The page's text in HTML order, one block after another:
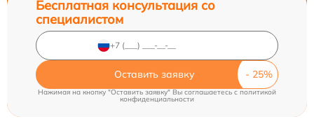
Бесплатная консультация со
специалистом
Оставить заявку
Нажимая на кнопку "Оставить заявку" Вы соглашаетесь cполитикой
конфиденциальности